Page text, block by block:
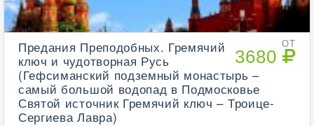
ОТ
3680
Предания Преподобных. Гремячий
ключ и чудотворная Русь
(Гефсиманский подземный монастырь –
самый большой водопад в Подмосковье
Святой источник Гремячий ключ – Троице-
Сергиева Лавра)